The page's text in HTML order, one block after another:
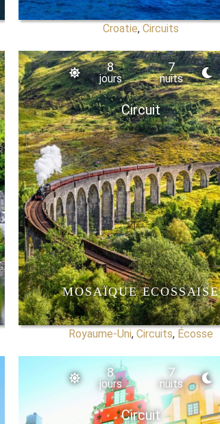
Croatie,Circuits
Circuit
8
jours
7
nuits
MOSAÏQUE ECOSSAISE
Royaume-Uni,Circuits, Écosse
Circuit
8
jours
7
nuits